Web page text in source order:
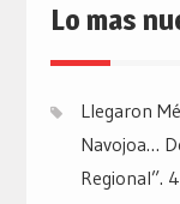
Lo mas
Llegaron
Navojoa…
Regional”.